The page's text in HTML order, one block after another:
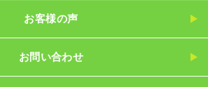
お客様の声
お問い合わせ